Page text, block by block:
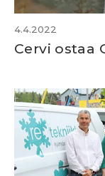
4.4.2022
Cervi ostaa